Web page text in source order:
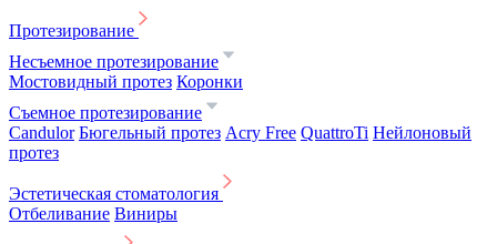
Протезирование
Несъемное протезирование
Мостовидный протез Коронки
Съемное протезирование
Candulor Бюгельный протез Acry Free QuattroTi Нейлоновый
протез
Эстетическая стоматология
Отбеливание Виниры